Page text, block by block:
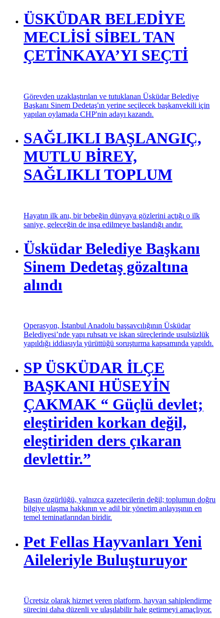
ÜSKÜDAR BELEDİYE
MECLİSİ SİBEL TAN
ÇETİNKAYA’YI SEÇTİ
Görevden uzaklaştırılan ve tutuklanan Üsküdar Belediye
Başkanı Sinem Dedetaş'ın yerine seçilecek başkanvekili için
yapılan oylamada CHP'nin adayı kazandı.
SAĞLIKLI BAŞLANGIÇ,
MUTLU BİREY,
SAĞLIKLI TOPLUM
Hayatın ilk anı, bir bebeğin dünyaya gözlerini açtığı o ilk
saniye, geleceğin de inşa edilmeye başlandığı andır.
Üsküdar Belediye Başkanı
Sinem Dedetaş gözaltına
alındı
Operasyon, İstanbul Anadolu başsavcılığının Üsküdar
Belediyesi’nde yapı ruhsatı ve iskan süreçlerinde usulsüzlük
yapıldığı iddiasıyla yürüttüğü soruşturma kapsamında yapıldı.
SP ÜSKÜDAR İLÇE
BAŞKANI HÜSEYİN
ÇAKMAK “ Güçlü devlet;
eleştiriden korkan değil,
eleştiriden ders çıkaran
devlettir.”
Basın özgürlüğü, yalnızca gazetecilerin değil; toplumun doğru
bilgiye ulaşma hakkının ve adil bir yönetim anlayışının en
temel teminatlarından biridir.
Pet Fellas Hayvanları Yeni
Aileleriyle Buluşturuyor
Ücretsiz olarak hizmet veren platform, hayvan sahiplendirme
sürecini daha düzenli ve ulaşılabilir hale getirmeyi amaçlıyor.